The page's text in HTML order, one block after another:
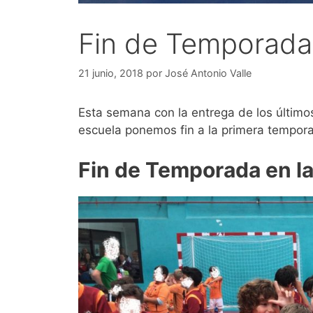
Fin de
21 junio, 2018 por José Antonio Valle
Esta semana con la entrega de los
escuela ponemos fin a la primera
Fin de Temporada en